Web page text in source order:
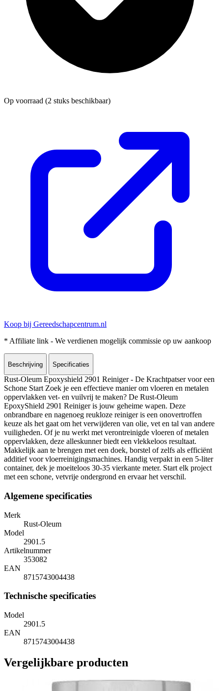
Op voorraad (2 stuks beschikbaar)
Koop bij Gereedschapcentrum.nl
* Affiliate link - We verdienen mogelijk commissie op uw aankoop
Beschrijving Specificaties
Rust-Oleum Epoxyshield 2901 Reiniger - De Krachtpatser voor een
Schone Start Zoek je een effectieve manier om vloeren en metalen
oppervlakken vet- en vuilvrij te maken? De Rust-Oleum
EpoxyShield 2901 Reiniger is jouw geheime wapen. Deze
onbrandbare en nagenoeg reukloze reiniger is een onovertroffen
keuze als het gaat om het verwijderen van olie, vet en tal van andere
vuiligheden. Of je nu werkt met verontreinigde vloeren of metalen
oppervlakken, deze alleskunner biedt een vlekkeloos resultaat.
Makkelijk aan te brengen met een doek, borstel of zelfs als efficiënt
additief voor vloerreinigingsmachines. Handig verpakt in een 5-liter
container, dek je moeiteloos 30-35 vierkante meter. Start elk project
met een schone, vetvrije ondergrond en ervaar het verschil.
Algemene specificaties
Merk
Rust-Oleum
Model
2901.5
Artikelnummer
353082
EAN
8715743004438
Technische specificaties
Model
2901.5
EAN
8715743004438
Vergelijkbare producten